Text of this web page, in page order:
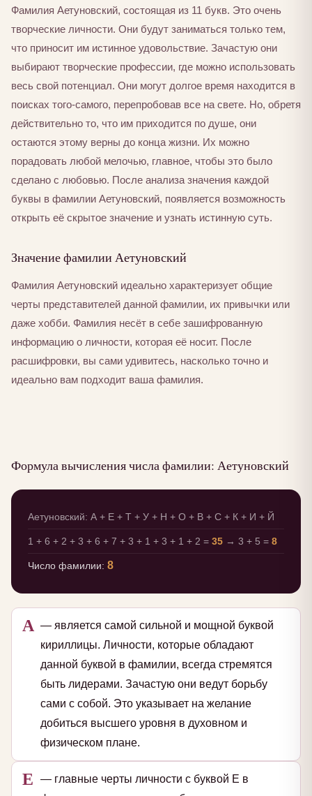
Фамилия Аетуновский, состоящая из 11 букв. Это очень
творческие личности. Они будут заниматься только тем,
что приносит им истинное удовольствие. Зачастую они
выбирают творческие профессии, где можно использовать
весь свой потенциал. Они могут долгое время находится в
поисках того-самого, перепробовав все на свете. Но, обретя
действительно то, что им приходится по душе, они
остаются этому верны до конца жизни. Их можно
порадовать любой мелочью, главное, чтобы это было
сделано с любовью. После анализа значения каждой
буквы в фамилии Аетуновский, появляется возможность
открыть её скрытое значение и узнать истинную суть.
Значение фамилии Аетуновский
Фамилия Аетуновский идеально характеризует общие
черты представителей данной фамилии, их привычки или
даже хобби. Фамилия несёт в себе зашифрованную
информацию о личности, которая её носит. После
расшифровки, вы сами удивитесь, насколько точно и
идеально вам подходит ваша фамилия.
Формула вычисления числа фамилии: Аетуновский
Аетуновский: А + Е + Т + У + Н + О + В + С + К + И + Й
1 + 6 + 2 + 3 + 6 + 7 + 3 + 1 + 3 + 1 + 2 = 35 → 3 + 5 = 8
Число фамилии: 8
А — является самой сильной и мощной буквой
кириллицы. Личности, которые обладают
данной буквой в фамилии, всегда стремятся
быть лидерами. Зачастую они ведут борьбу
сами с собой. Это указывает на желание
добиться высшего уровня в духовном и
физическом плане.
Е
— главные черты личности с буквой Е в